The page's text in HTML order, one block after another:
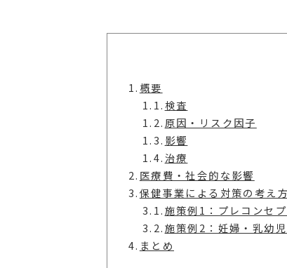
1. 概要
1.1.検査
1.2. 原因・リスク因子
1.3. 影響
1.4.治療
2. 医療費・社会的な影響
3.保健事業による対策の考え方
3.1.施策例1：プレコンセ
3.2.施策例2：妊婦・乳幼
4. まとめ